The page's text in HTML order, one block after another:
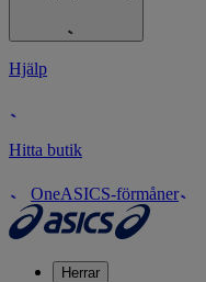
Hjälp
Hitta butik
OneASICS-förmåner
Herrar